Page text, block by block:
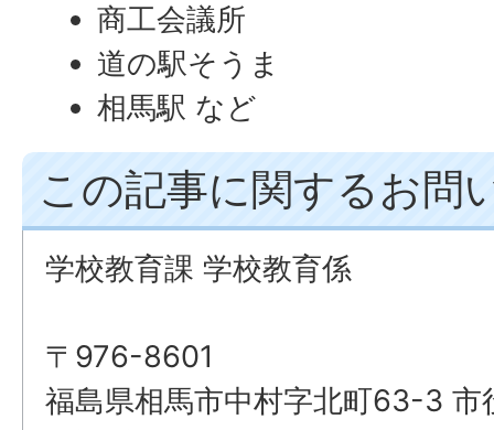
商工会議所
道の駅そうま
相馬駅 など
この記事に関するお問
学校教育課 学校教育係
〒976-8601
福島県相馬市中村字北町63-3 市